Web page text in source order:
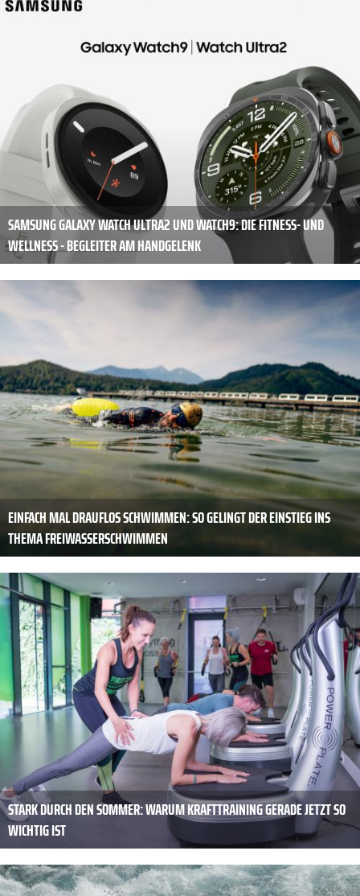
SAMSUNG GALAXY WATCH ULTRA2 UND WATCH9: DIE FITNESS- UND
WELLNESS - BEGLEITER AM HANDGELENK
EINFACH MAL DRAUFLOS SCHWIMMEN: SO GELINGT DER EINSTIEG INS
THEMA FREIWASSERSCHWIMMEN
STARK DURCH DEN SOMMER: WARUM KRAFTTRAINING GERADE JETZT SO
WICHTIG IST